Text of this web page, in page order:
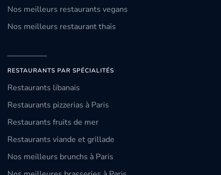
Nos meilleurs restaurants vegans
Nos meilleurs restaurant thaïs
RESTAURANTS PAR SPÉCIALITÉS
Restaurants libanais
Restaurants pizzerias à Paris
Restaurants fruits de mer
Restaurants viande et grillade
Nos meilleurs brunchs à Paris